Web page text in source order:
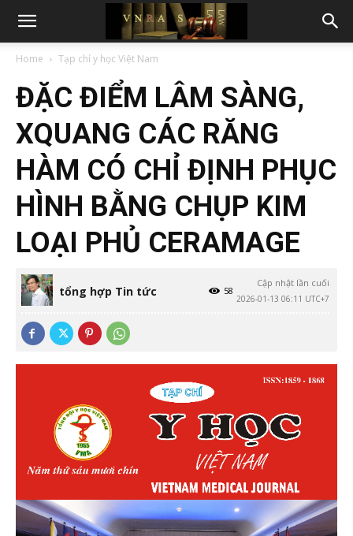
Home Tạp chí y học Việt Nam
ĐẶC ĐIỂM LÂM SÀNG,
XQUANG CÁC RĂNG
HÀM CÓ CHỈ ĐỊNH PHỤC
HÌNH BẰNG CHỤP KIM
LOẠI PHỦ CERAMAGE
tổng hợp Tin tức
Cập nhật lần cuối
2026-01-13 06:11 UTC+7
58